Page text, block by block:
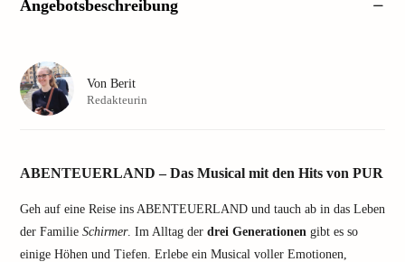
Angebotsbeschreibung
ABENTEUERLAND – Das Musical mit den Hits von PUR
Geh auf eine Reise ins ABENTEUERLAND und tauch ab in das Leben
der Familie Schirmer. Im Alltag der drei Generationen gibt es so
einige Höhen und Tiefen. Erlebe ein Musical voller Emotionen,
Von Berit
Redakteurin